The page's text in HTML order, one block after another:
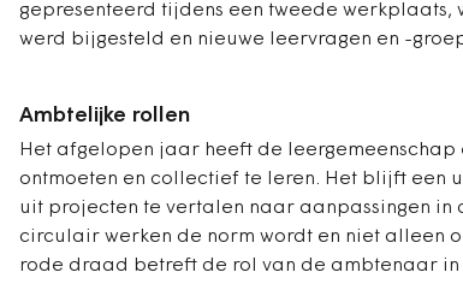
gepresenteerd tijdens een tweede
werd bijgesteld en nieuwe leervragen en -
Ambtelijke rollen
Het afgelopen jaar heeft de
ontmoeten en collectief te leren. Het blijft een
uit projecten te vertalen naar aanpassingen in
circulair werken de norm wordt en niet alleen
rode draad betreft de rol van de ambtenaar